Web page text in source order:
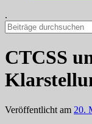
.
Suchen
nach:
CTCSS
Veröffentlicht am 20.